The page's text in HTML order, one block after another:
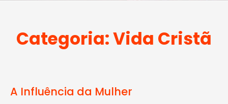
Categoria:Vida Cristã
A Influência da Mulher